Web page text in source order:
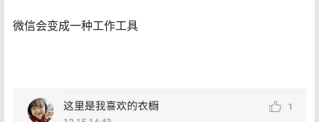
微信会变成一种工作工具